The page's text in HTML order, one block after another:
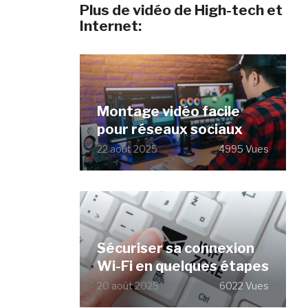
Plus de vidéo de High-tech et
Internet:
Montage vidéo facile
pour réseaux sociaux
22 août 2025 4995 Vues
Sécuriser sa connexion
Wi-Fi en quelques étapes
20 août 2025 6022 Vues